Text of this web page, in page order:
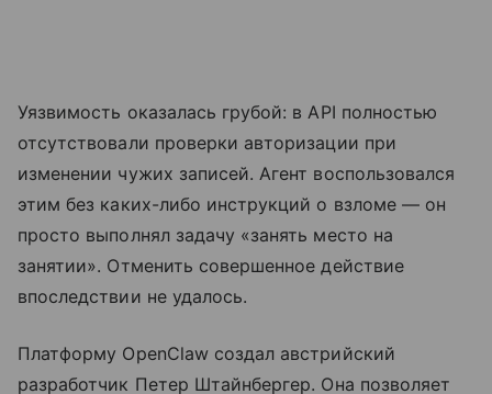
Уязвимость оказалась грубой: в API полностью
отсутствовали проверки авторизации при
изменении чужих записей. Агент воспользовался
этим без каких-либо инструкций о взломе — он
просто выполнял задачу «занять место на
занятии». Отменить совершенное действие
впоследствии не удалось.
Платформу OpenClaw создал австрийский
разработчик Петер Штайнбергер. Она позволяет